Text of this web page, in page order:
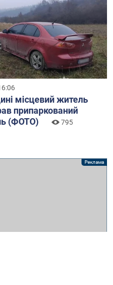
місцевий житель
припаркований
(ФОТО)
795